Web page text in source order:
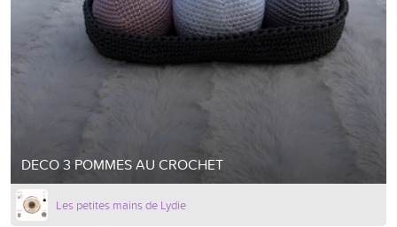
DECO 3 POMMES AU CROCHET
Les petites mains de Lydie